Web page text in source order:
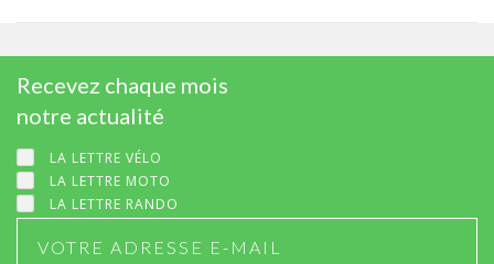
Recevez chaque mois
notre actualité
LA LETTRE VÉLO
LA LETTRE MOTO
LA LETTRE RANDO